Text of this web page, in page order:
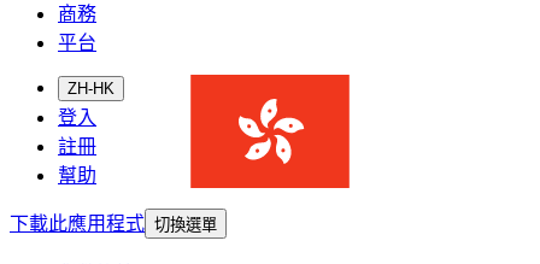
商務
平台
ZH-HK
登入
註冊
幫助
下載此應用程式 切換選單